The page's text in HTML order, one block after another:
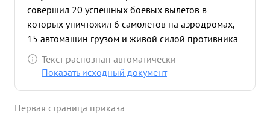
совершил 20 успешных боевых вылетов в
которых уничтожил 6 самолетов на аэродромах,
15 автомашин грузом и живой силой противника
2 орудия 2 повозки до 20 лошадей до 50 солдат
и офицеров, ,1 ДЗОТ ,2 ЗП, вызвал 10 очагов
смотря ни на какие опасности тов. САМОРОКОВ
Текст распознан автоматически
Показать исходный документ
Первая страница приказа